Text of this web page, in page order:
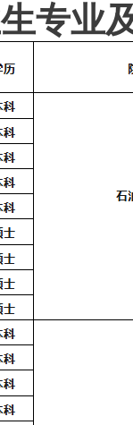
专业